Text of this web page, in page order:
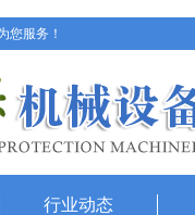
您服务！
行业动态